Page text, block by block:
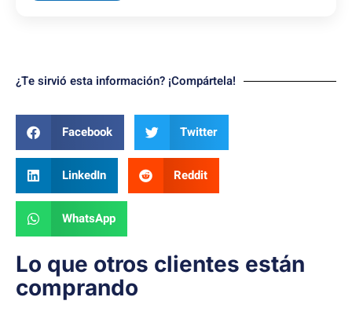
¿Te sirvió esta información? ¡Compártela!
Facebook Twitter
LinkedIn Reddit
WhatsApp
Lo que otros clientes están
comprando